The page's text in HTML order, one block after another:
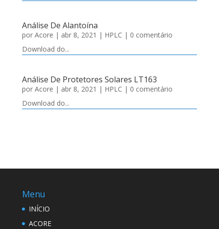
Análise De Alantoína
por Acore | abr 8, 2021 | HPLC | 0 comentário
Download do...
Análise De Protetores Solares LT163
por Acore | abr 8, 2021 | HPLC | 0 comentário
Download do...
Menu
INÍCIO
ACORE